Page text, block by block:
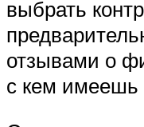
выбрать
отзывами о
с кем имеешь